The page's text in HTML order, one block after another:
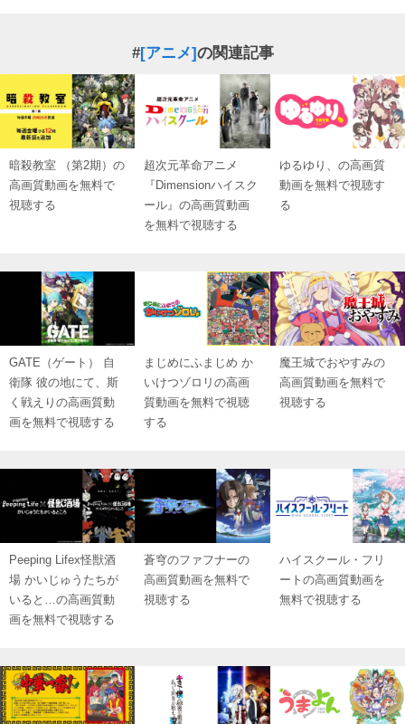
#[アニメ]の関連記事
暗殺教室 （第2期）の
高画質動画を無料で
視聴する
超次元革命アニメ
『Dimensionハイスク
ール』の高画質動画
を無料で視聴する
ゆるゆり、の高画質
動画を無料で視聴す
る
GATE（ゲート） 自
衛隊 彼の地にて、斯
く戦えりの高画質動
画を無料で視聴する
まじめにふまじめ か
いけつゾロリの高画
質動画を無料で視聴
する
魔王城でおやすみの
高画質動画を無料で
視聴する
Peeping Lifex怪獣酒
場 かいじゅうたちが
いると…の高画質動
画を無料で視聴する
蒼穹のファフナーの
高画質動画を無料で
視聴する
ハイスクール・フリ
ートの高画質動画を
無料で視聴する